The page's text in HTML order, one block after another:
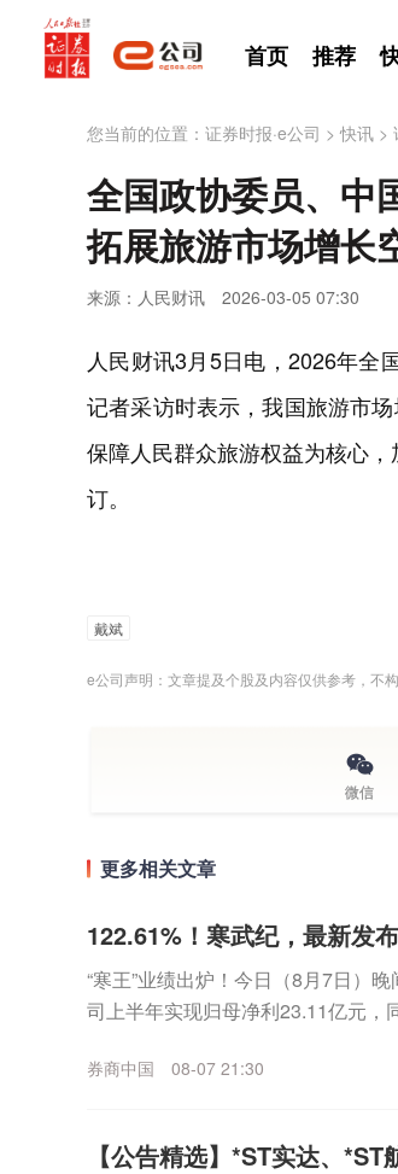
首页 推荐
您当前的位置： 证券时报·e公司 >快讯 >
全国政协委员、中
拓展旅游市场增长
来源：人民财讯 2026-03-05 07:30
人民财讯3月5日电，2026年全
记者采访时表示，我国旅游市
保障人民群众旅游权益为核心
订。
戴斌
e公司声明：文章提及个股及内容仅供参考，不
微信
更多相关文章
122.61%！寒武纪，最新发布
“寒王”业绩出炉！今日（8月7日）
司上半年实现归母净利23.11亿元，
券商中国 08-07 21:30
【公告精选】*ST实达、